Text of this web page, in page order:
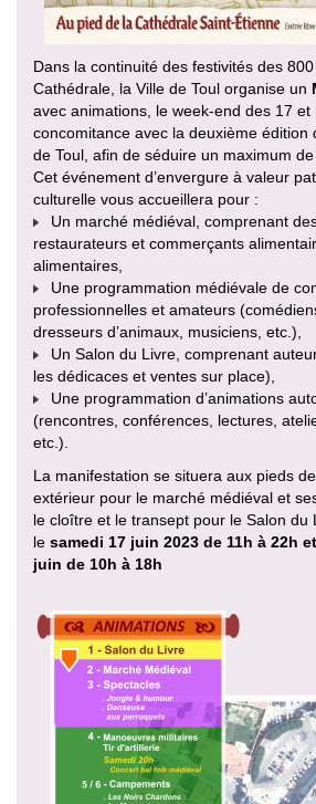
Dans la continuité des festivités des
Cathédrale, la Ville de Toul organise un
avec animations, le week-end des 17 et
concomitance avec la deuxième édition
de Toul, afin de séduire un maximum de
Cet événement d’envergure à valeur
culturelle vous accueillera pour :
Un marché médiéval, comprenant
restaurateurs et commerçants
alimentaires,
Une programmation médiévale de
professionnelles et amateurs
dresseurs d’animaux, musiciens, etc.),
Un Salon du Livre, comprenant
les dédicaces et ventes sur place),
Une programmation d’animations
(rencontres, conférences, lectures,
etc.).
La manifestation se situera aux pieds
extérieur pour le marché médiéval et
le cloître et le transept pour le Salon du
le samedi 17 juin 2023 de 11h à 22h
juin de 10h à 18h